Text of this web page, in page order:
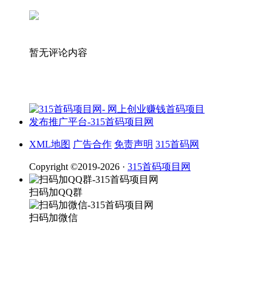
暂无评论内容
XML地图 广告合作 免责声明 315首码网
Copyright ©2019-2026 · 315首码项目网
扫码加QQ群
扫码加微信